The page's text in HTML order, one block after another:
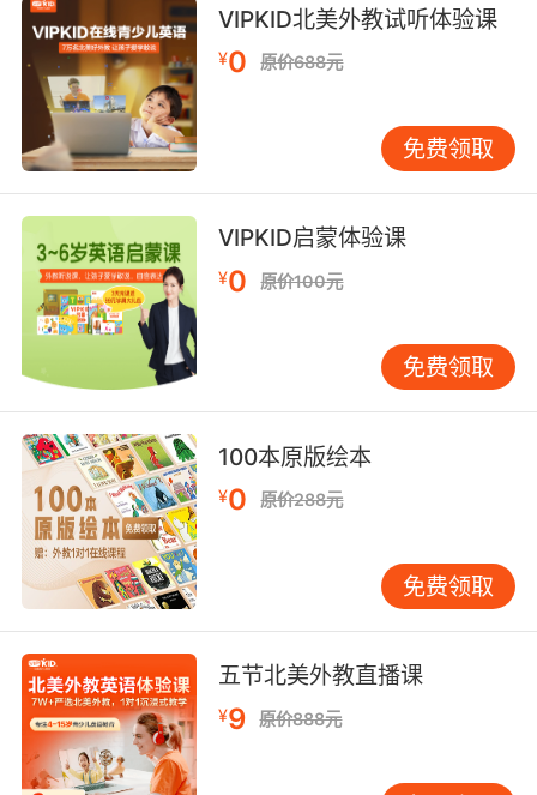
第一的演讲人，他的演讲「学校扼杀创造力」，有
3000多万次播放。
他对公立教育体制的看法很特殊：我们从小到大接受
的教育都是要培养我们成为好的工作者，而非有创意
的思想家。那些充满着好奇心、能量充沛、想象力充
沛的孩子们被忽视了。
这5件事有危险，但我建议每个孩子都去做
VIPKID北美外教试听体验课
¥0 原价688元
免费领取
VIPKID启蒙体验课
¥0 原价100元
免费领取
100本原版绘本
¥0 原价288元
免费领取
五节北美外教直播课
¥9 原价888元